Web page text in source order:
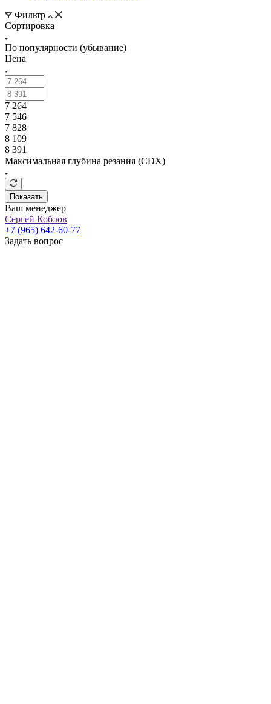
Фильтр
Сортировка
По популярности (убывание)
Цена
7 264
7 546
7 828
8 109
8 391
Максимальная глубина резания (CDX)
Показать
Ваш менеджер
Сергей Коблов
+7 (965) 642-60-77
Задать вопрос